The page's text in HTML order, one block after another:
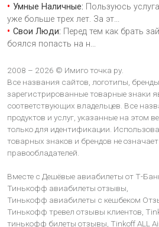
Умные Наличные: Пользуюсь
уже больше трех лет. За эт...
Свои Люди: Перед тем как брать
боялся попасть на н...
2008 – 2026 © Имиго точка ру.
Все названия сайтов, логотипы,
зарегистрированные товарные знаки
соответствующих владельцев. Все
продуктов и услуг, указанные на этом
только для идентификации.
товарных знаков и брендов не
правообладателей.
Вместе с Дешёвые авиабилеты от Т-
Тинькофф авиабилеты отзывы,
Тинькофф авиабилеты с кешбеком
Тинькофф тревел отзывы клиентов,
тинькофф билеты отзывы, Tinkoff ALL